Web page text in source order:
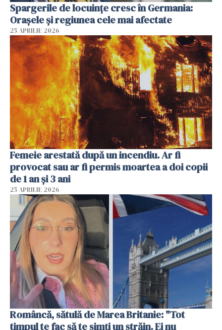
Spargerile de locuințe cresc în Germania:
Orașele și regiunea cele mai afectate
25 APRILIE 2026
Femeie arestată după un incendiu. Ar fi
provocat sau ar fi permis moartea a doi copii
de 1 an și 3 ani
25 APRILIE 2026
Româncă, sătulă de Marea Britanie: "Tot
timpul te fac să te simți un străin. Ei nu